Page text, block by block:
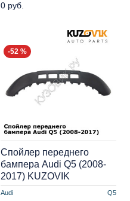
0 руб.
-52 %
Audi Q5
Спойлер переднего
бампера Audi Q5 (2008-
2017) KUZOVIK